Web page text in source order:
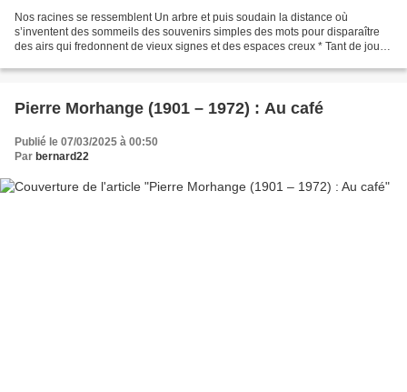
Nos racines se ressemblent Un arbre et puis soudain la distance où
s’inventent des sommeils des souvenirs simples des mots pour disparaître
des airs qui fredonnent de vieux signes et des espaces creux * Tant de jours
Pierre Morhange (1901 – 1972) : Au café
Publié le 07/03/2025 à 00:50
Par bernard22